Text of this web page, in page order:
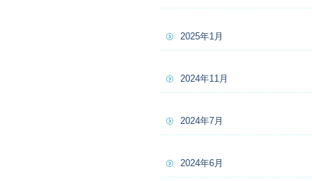
2025年1月
2024年11月
2024年7月
2024年6月